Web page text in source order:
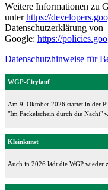
Weitere Informationen zu
unterhttps://
Datenschutzerklärung von
Google: https://
Datenschutzhinweise für
WGP-Citylauf
Am 9. Oktober 2026 startet in der
"Im Fackelschein durch die Nacht"
Kleinkunst
Auch in 2026 lädt die WGP wieder